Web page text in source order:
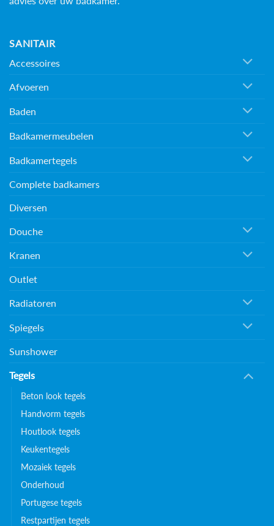
SANITAIR
Accessoires
Afvoeren
Baden
Badkamermeubelen
Badkamertegels
Complete badkamers
Diversen
Douche
Kranen
Outlet
Radiatoren
Spiegels
Sunshower
Tegels
Beton look tegels
Handvorm tegels
Houtlook tegels
Keukentegels
Mozaiek tegels
Onderhoud
Portugese tegels
Restpartijen tegels